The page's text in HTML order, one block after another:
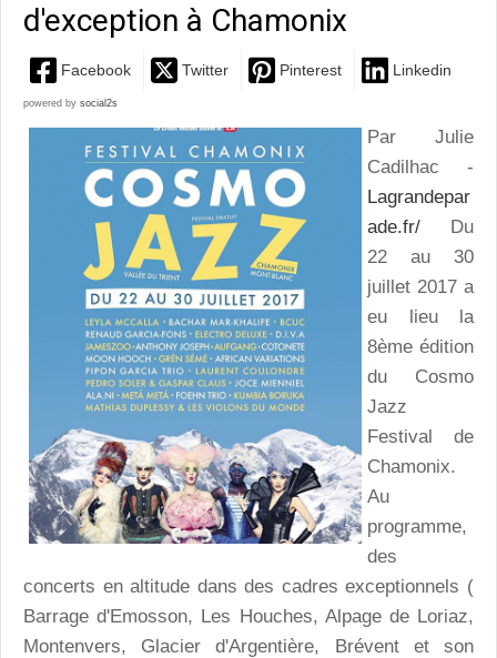
d'exception à Chamonix
Facebook Twitter Pinterest Linkedin
powered by social2s
Par Julie
Cadilhac -
Lagrandepar
ade.fr/ Du
22 au 30
juillet 2017 a
eu lieu la
8ème édition
du Cosmo
Jazz
Festival de
Chamonix.
Au
programme,
des
concerts en altitude dans des cadres exceptionnels (
Barrage d'Emosson, Les Houches, Alpage de Loriaz,
Montenvers, Glacier d'Argentière, Brévent et son